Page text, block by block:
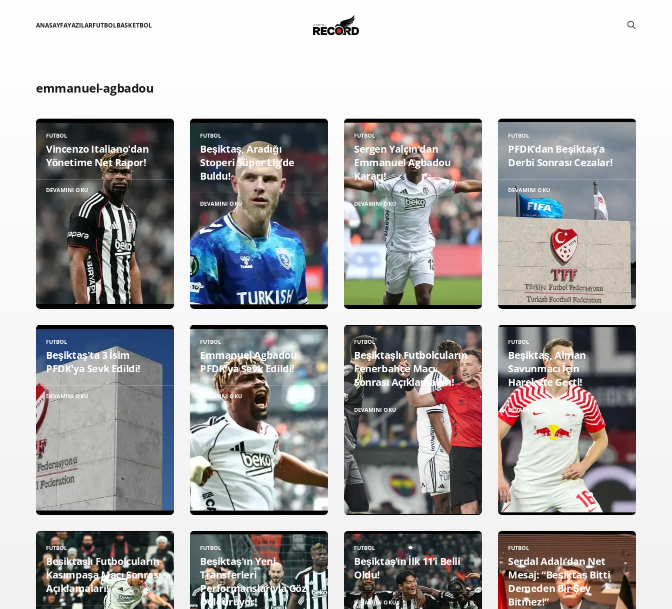
ANASAYFAYAZILARFUTBOLBASKETBOL
emmanuel-agbadou
FUTBOL
Vincenzo Italiano'dan
Yönetime Net Rapor!
DEVAMINI OKU
FUTBOL
Beşiktaş, Aradığı
Stoperi Süper Lig’de
Buldu!
DEVAMINI OKU
FUTBOL
Sergen Yalçın'dan
Emmanuel Agbadou
Kararı!
DEVAMINI OKU
FUTBOL
PFDK’dan Beşiktaş’a
Derbi Sonrası Cezalar!
DEVAMINI OKU
FUTBOL
Beşiktaş'ta 3 İsim
PFDK'ya Sevk Edildi!
DEVAMINI OKU
FUTBOL
Emmanuel Agbadou
PFDK'ya Sevk Edildi!
DEVAMINI OKU
FUTBOL
Beşiktaşlı Futbolcuların
Fenerbahçe Maçı
Sonrası Açıklamaları!
DEVAMINI OKU
FUTBOL
Beşiktaş, Alman
Savunmacı İçin
Harekete Geçti!
DEVAMINI OKU
FUTBOL
Beşiktaşlı Futbolcuların
Kasımpaşa Maçı Sonrası
Açıklamaları!
FUTBOL
Beşiktaş'ın Yeni
Transferleri
Performanslarıyla Göz
Dolduruyor!
FUTBOL
Beşiktaş’ın İlk 11’i Belli
Oldu!
DEVAMINI OKU
FUTBOL
Serdal Adalı’dan Net
Mesaj: “Beşiktaş Bitti
Demeden Bir Şey
Bitmez!”